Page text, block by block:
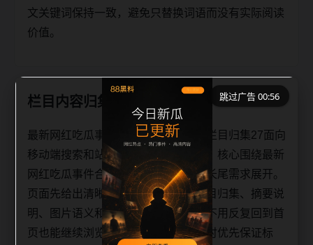
文关键词保持一致，避免只替换词语而没有实际阅读
价值。
栏目内容归集
最新网红吃瓜事件合集网红热点今日栏目归集27面向
移动端搜索和站内连续阅读场景整理，核心围绕最新
网红吃瓜事件合集、网红热点和相关长尾需求展开。
页面先给出清晰主题，再补充今日栏目归集、摘要说
明、图片语义和可点击入口，让用户不用反复回到首
页也能继续浏览同类内容。每日更新时优先保证标
跳过广告 00:56